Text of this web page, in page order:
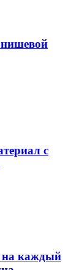
нишевой
с
на каждый